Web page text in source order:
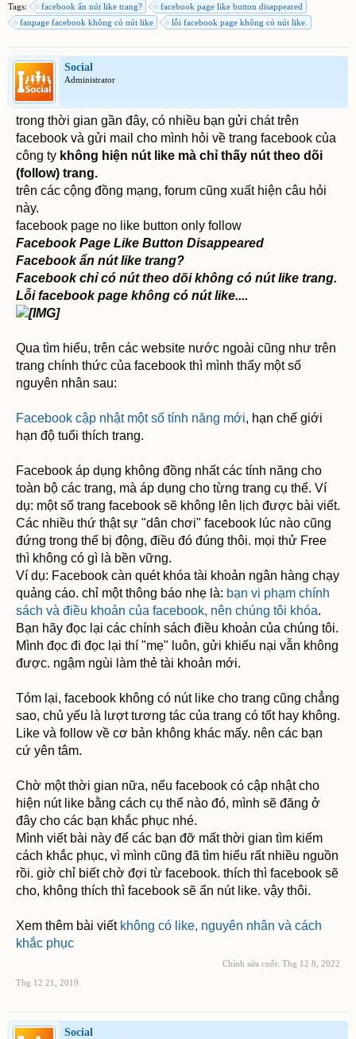
Tags: facebook ẩn nút like trang?
facebook page like button disappeared
fanpage facebook không có nút like
lỗi facebook page không có nút like.
Social
Administrator
trong thời gian gần đây, có nhiều bạn gửi chát trên
facebook và gửi mail cho mình hỏi về trang facebook của
công ty không hiện nút like mà chỉ thấy nút theo dõi
(follow) trang.
trên các cộng đồng mạng, forum cũng xuất hiện câu hỏi
này.
facebook page no like button only follow
Facebook Page Like Button Disappeared
Facebook ẩn nút like trang?
Facebook chỉ có nút theo dõi không có nút like trang.
Lỗi facebook page không có nút like....
Qua tìm hiểu, trên các website nước ngoài cũng như trên
trang chính thức của facebook thì mình thấy một số
nguyên nhân sau:
Facebook cập nhật một số tính năng mới, hạn chế giới
hạn độ tuổi thích trang.
Facebook áp dụng không đồng nhất các tính năng cho
toàn bộ các trang, mà áp dụng cho từng trang cụ thể. Ví
dụ: một số trang facebook sẽ không lên lịch được bài viết.
Các nhiều thứ thật sự "dân chơi" facebook lúc nào cũng
đứng trong thế bị động, điều đó đúng thôi. mọi thử Free
thì không có gì là bền vững.
Ví dụ: Facebook càn quét khóa tài khoản ngân hàng chạy
quảng cáo. chỉ một thông báo nhẹ là: bạn vi phạm chính
sách và điều khoản của facebook, nên chúng tôi khóa.
Bạn hãy đọc lại các chính sách điều khoản của chúng tôi.
Mình đọc đi đọc lại thí "mẹ" luôn, gửi khiếu nại vẫn không
được. ngậm ngùi làm thẻ tài khoản mới.
Tóm lại, facebook không có nút like cho trang cũng chẳng
sao, chủ yếu là lượt tương tác của trang có tốt hay không.
Like và follow về cơ bản không khác mấy. nên các bạn
cứ yên tâm.
Chờ một thời gian nữa, nếu facebook có cập nhật cho
hiện nút like bằng cách cụ thể nào đó, mình sẽ đăng ở
đây cho các bạn khắc phục nhé.
Mình viết bài này để các bạn đỡ mất thời gian tìm kiếm
cách khắc phục, vì mình cũng đã tìm hiểu rất nhiều nguồn
rồi. giờ chỉ biết chờ đợi từ facebook. thích thì facebook sẽ
cho, không thích thì facebook sẽ ẩn nút like. vậy thôi.
Xem thêm bài viết không có like, nguyên nhân và cách
khắc phục
Chỉnh sửa cuối: Thg 12 8, 2022
Thg 12 21, 2019
Social